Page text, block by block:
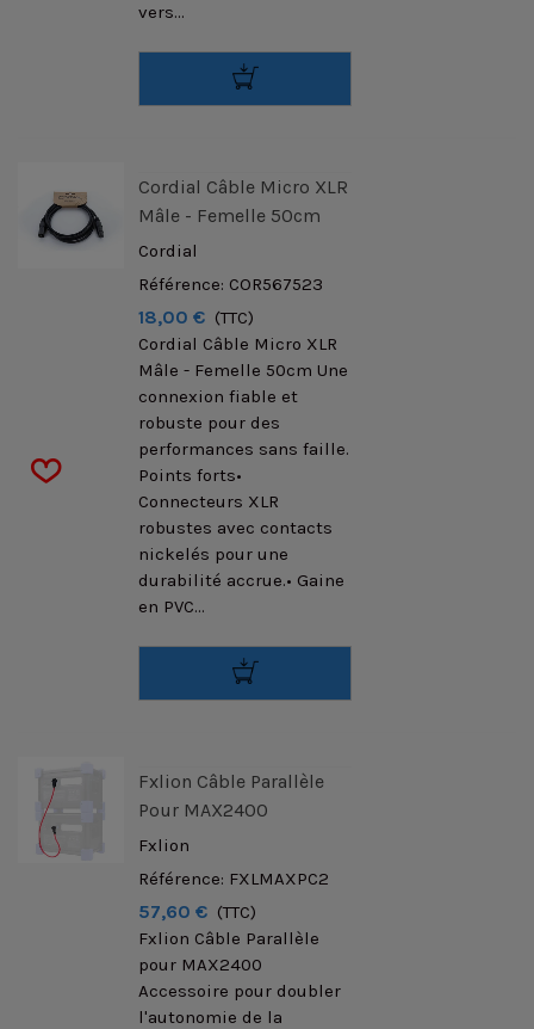
vers...
Cordial Câble Micro XLR
Mâle - Femelle 50cm
Cordial
Référence: COR567523
18,00 € (TTC)
Cordial Câble Micro XLR
Mâle - Femelle 50cm Une
connexion fiable et
robuste pour des
performances sans faille.
Points forts•
Connecteurs XLR
robustes avec contacts
nickelés pour une
durabilité accrue.• Gaine
en PVC...
Fxlion Câble Parallèle
Pour MAX2400
Fxlion
Référence: FXLMAXPC2
57,60 € (TTC)
Fxlion Câble Parallèle
pour MAX2400
Accessoire pour doubler
l'autonomie de la